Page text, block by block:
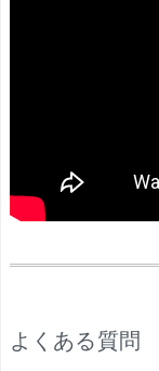
よくある質問